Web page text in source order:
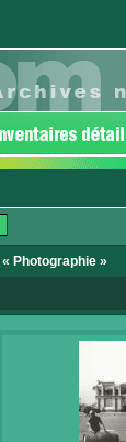
« Photographie »